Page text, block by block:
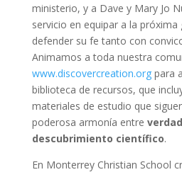
ministerio, y a Dave y Mary Jo
servicio en equipar a la próxima
defender su fe tanto con
Animamos a toda nuestra
www.discovercreation.orgpara
biblioteca de recursos, que
materiales de estudio que
poderosa armonía entre
descubrimiento científico.
En Monterrey Christian School